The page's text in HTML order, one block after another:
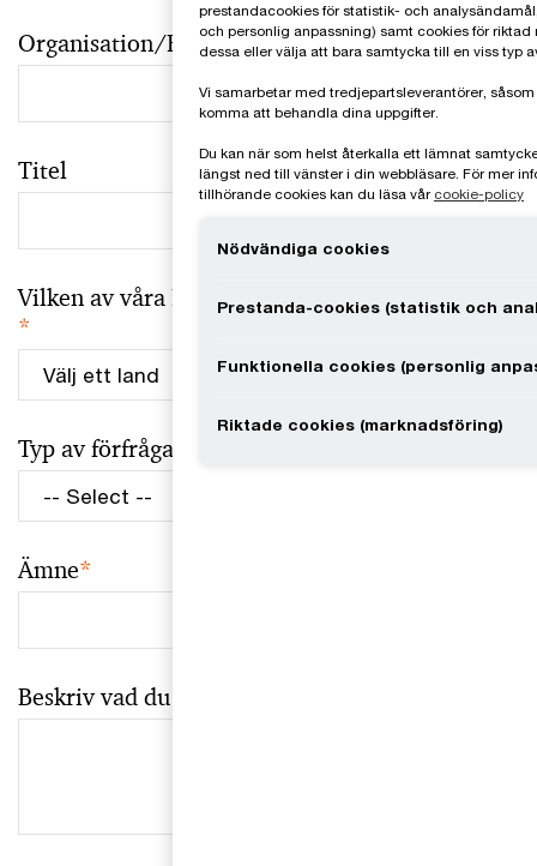
Organisation/Företag
Titel
Vilken av våra PwC medlemsbyråer ska svara
*
Typ av förfrågan
Ämne*
Beskriv vad du vill ha hjälp med
prestandacookies för statistik- och
och personlig anpassning) samt cookies för
dessa eller välja att bara samtycka till en viss typ
Vi samarbetar med tredjepartsleverantörer,
komma att behandla dina uppgifter.
Du kan när som helst återkalla ett lämnat
längst ned till vänster i din webbläsare. För mer
tillhörande cookies kan du läsa vår cookie-policy
Nödvändiga cookies
Prestanda-cookies (statistik och
Funktionella cookies (personlig
Riktade cookies (marknadsföring)